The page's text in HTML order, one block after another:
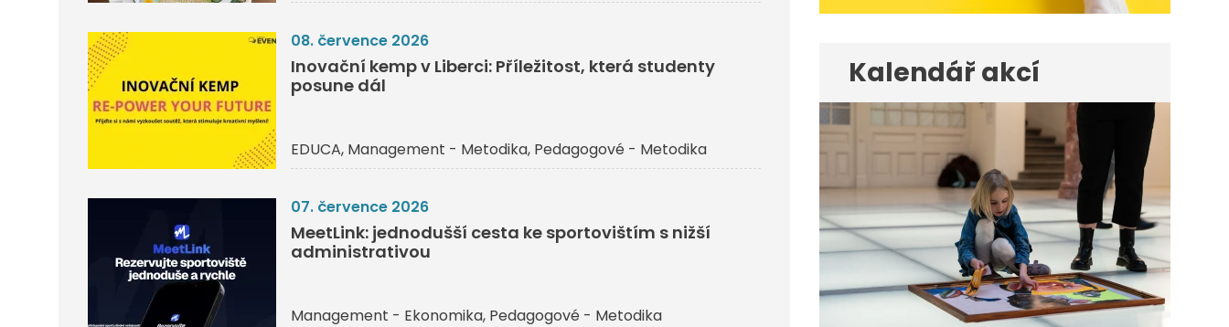
08. července 2026
Inovační kemp v Liberci: Příležitost, která studenty
posune dál
EDUCA Management - Metodika Pedagogové - Metodika
07. července 2026
MeetLink: jednodušší cesta ke sportovištím s nižší
administrativou
Management - Ekonomika Pedagogové - Metodika
Kalendář akcí